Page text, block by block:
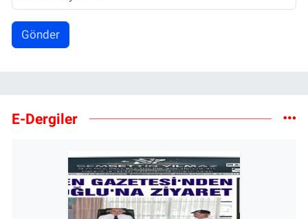
Gönder
E-Dergiler